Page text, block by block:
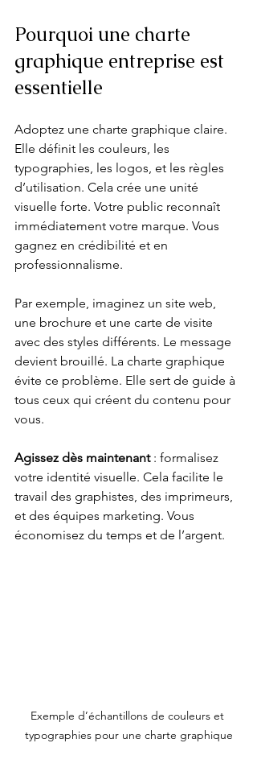
Pourquoi une charte
graphique entreprise est
essentielle
Adoptez une charte graphique claire.
Elle définit les couleurs, les
typographies, les logos, et les règles
d’utilisation. Cela crée une unité
visuelle forte. Votre public reconnaît
immédiatement votre marque. Vous
gagnez en crédibilité et en
professionnalisme.
Par exemple, imaginez un site web,
une brochure et une carte de visite
avec des styles différents. Le message
devient brouillé. La charte graphique
évite ce problème. Elle sert de guide à
tous ceux qui créent du contenu pour
vous.
Agissez dès maintenant : formalisez
votre identité visuelle. Cela facilite le
travail des graphistes, des imprimeurs,
et des équipes marketing. Vous
économisez du temps et de l’argent.
Exemple d’échantillons de couleurs et
typographies pour une charte graphique